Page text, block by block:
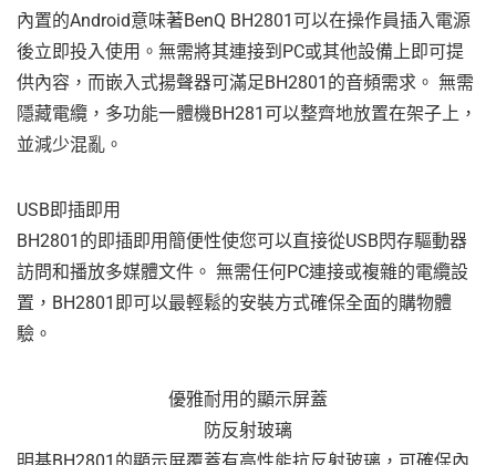
內置的Android意味著BenQ BH2801可以在操作員插入電源
後立即投入使用。無需將其連接到PC或其他設備上即可提
供內容，而嵌入式揚聲器可滿足BH2801的音頻需求。 無需
隱藏電纜，多功能一體機BH281可以整齊地放置在架子上，
並減少混亂。
USB即插即用
BH2801的即插即用簡便性使您可以直接從USB閃存驅動器
訪問和播放多媒體文件。 無需任何PC連接或複雜的電纜設
置，BH2801即可以最輕鬆的安裝方式確保全面的購物體
驗。
優雅耐用的顯示屏蓋
防反射玻璃